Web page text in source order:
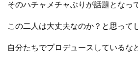
そのハチャメチャぶりが話題となっ
この二人は大丈夫なのか？と思って
自分たちでプロデュースしているな